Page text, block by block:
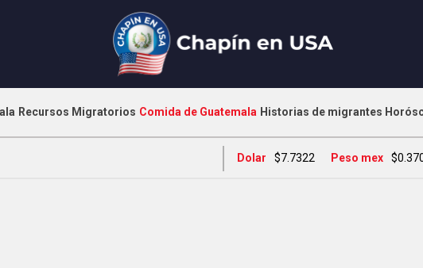
Recursos Migratorios Comida de Guatemala Historias de migrantes
Dolar $7.7322 Peso mex